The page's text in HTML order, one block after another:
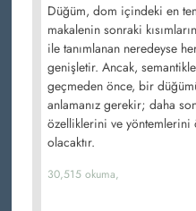
Düğüm, dom içindeki en
makalenin sonraki
ile tanımlanan neredeyse
genişletir. Ancak,
geçmeden önce, bir
anlamanız gerekir; daha
özelliklerini ve
olacaktır.
30,515 okuma,